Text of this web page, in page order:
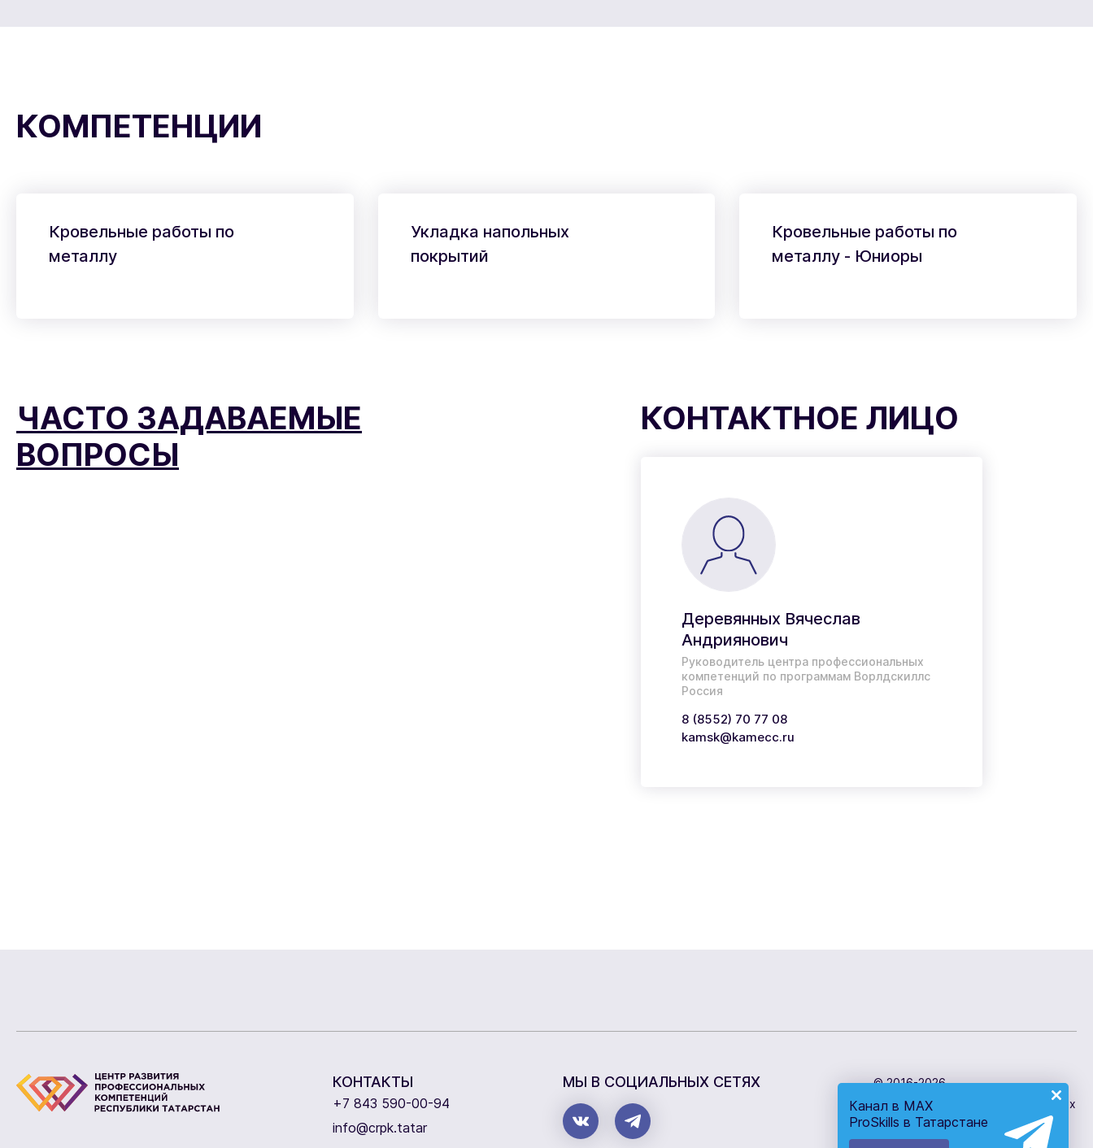
КОМПЕТЕНЦИИ
Кровельные работы по
металлу
Укладка напольных
покрытий
Кровельные работы по
металлу - Юниоры
ЧАСТО ЗАДАВАЕМЫЕ
ВОПРОСЫ
КОНТАКТНОЕ ЛИЦО
Деревянных Вячеслав
Андриянович
Руководитель центра профессиональных
компетенций по программам Ворлдскиллс
Россия
8 (8552) 70 77 08
kamsk@kamecc.ru
КОНТАКТЫ
+7 843 590-00-94
info@crpk.tatar
МЫ В СОЦИАЛЬНЫХ СЕТЯХ
© 2016-2026
Центр развития профессиональных
компетенций
Канал в MAX
ProSkills в Татарстане